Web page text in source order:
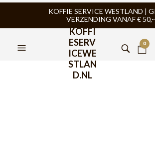
KOFFIE SERVICE WESTLAND |
VERZENDING VANAF €
KOFFI
ESERV
ICEWE
STLAN
D.NL
0